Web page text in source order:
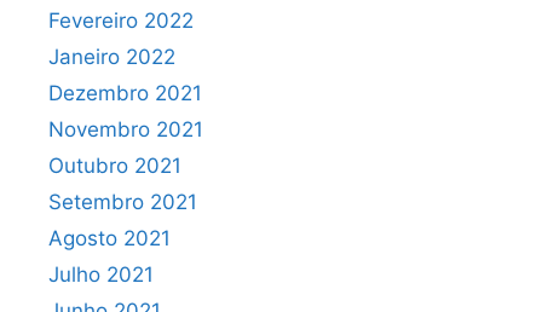
Fevereiro 2022
Janeiro 2022
Dezembro 2021
Novembro 2021
Outubro 2021
Setembro 2021
Agosto 2021
Julho 2021